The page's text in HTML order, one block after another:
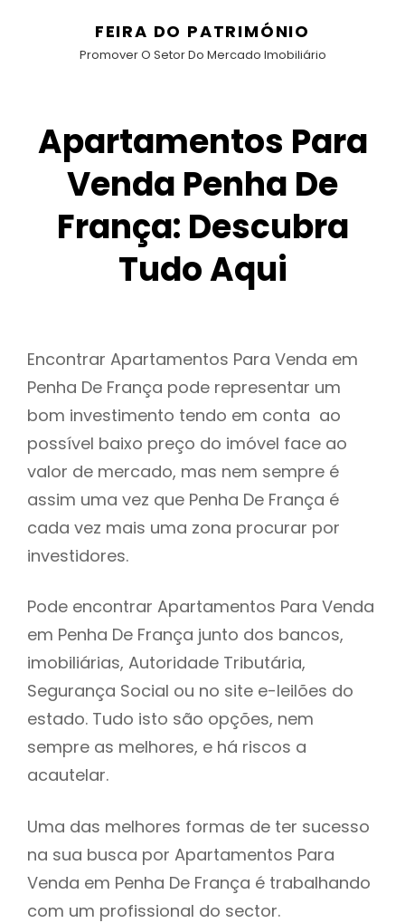
FEIRA DO PATRIMÓNIO
Promover O Setor Do Mercado Imobiliário
Apartamentos Para
Venda Penha De
França: Descubra
Tudo Aqui
Encontrar Apartamentos Para Venda em
Penha De França pode representar um
bom investimento tendo em conta ao
possível baixo preço do imóvel face ao
valor de mercado, mas nem sempre é
assim uma vez que Penha De França é
cada vez mais uma zona procurar por
investidores.
Pode encontrar Apartamentos Para Venda
em Penha De França junto dos bancos,
imobiliárias, Autoridade Tributária,
Segurança Social ou no site e-leilões do
estado. Tudo isto são opções, nem
sempre as melhores, e há riscos a
acautelar.
Uma das melhores formas de ter sucesso
na sua busca por Apartamentos Para
Venda em Penha De França é trabalhando
com um profissional do sector.